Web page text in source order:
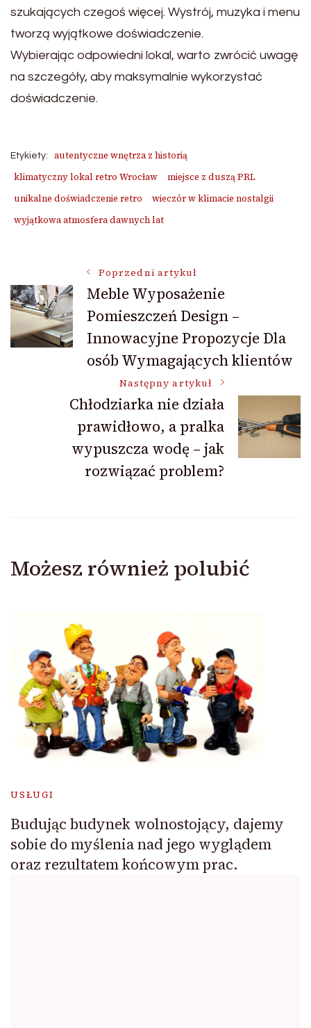
szukających czegoś więcej. Wystrój, muzyka i menu
tworzą wyjątkowe doświadczenie.
Wybierając odpowiedni lokal, warto zwrócić uwagę
na szczegóły, aby maksymalnie wykorzystać
doświadczenie.
Etykiety:
autentyczne wnętrza z historią
klimatyczny lokal retro Wrocław
miejsce z duszą PRL
unikalne doświadczenie retro
wieczór w klimacie nostalgii
wyjątkowa atmosfera dawnych lat
Nawigacja
wpisu
Poprzedni artykuł
Meble Wyposażenie
Pomieszczeń Design –
Innowacyjne Propozycje Dla
osób Wymagających klientów
Następny artykuł
Chłodziarka nie działa
prawidłowo, a pralka
wypuszcza wodę – jak
rozwiązać problem?
Możesz również polubić
USŁUGI
Budując budynek wolnostojący, dajemy
sobie do myślenia nad jego wyglądem
oraz rezultatem końcowym prac.